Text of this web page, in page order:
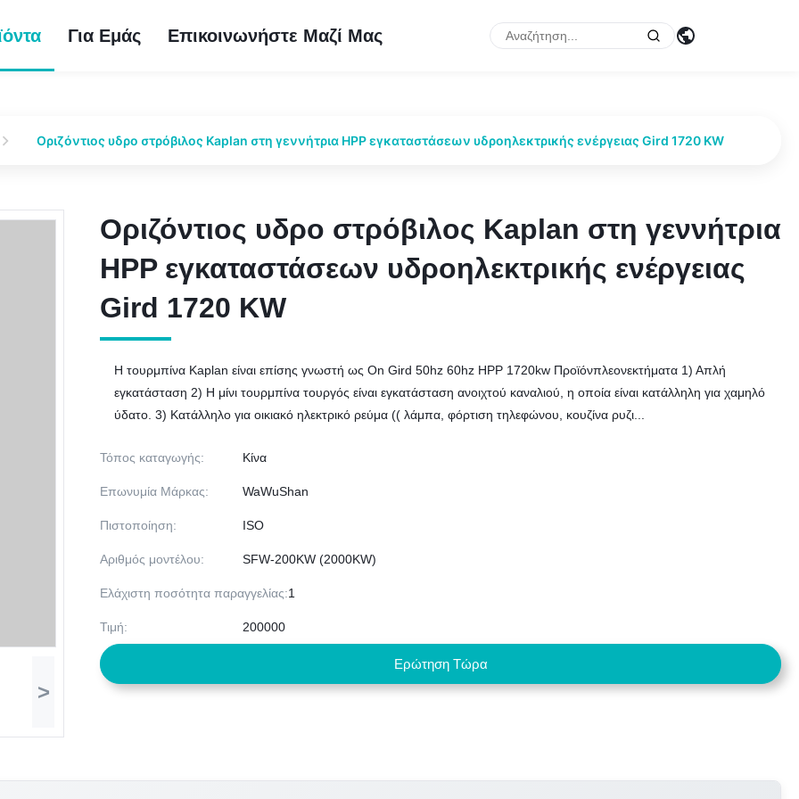
Για Εμάς Επικοινωνήστε Μαζί Μας
Οριζόντιος υδρο στρόβιλος Kaplan στη γεννήτρια HPP εγκαταστάσεων υδροηλεκτρικής ενέργειας Gird 1720 KW
>
Οριζόντιος υδρο στρόβιλος Kaplan στη γεννήτρια
HPP εγκαταστάσεων υδροηλεκτρικής ενέργειας
Gird 1720 KW
Οριζόντιος υδρο στρόβιλος Kaplan στη γεννήτρια
HPP εγκαταστάσεων υδροηλεκτρικής ενέργειας
Gird 1720 KW
Η τουρμπίνα Kaplan είναι επίσης γνωστή ως On Gird 50hz 60hz HPP 1720kw Προϊόνπλεονεκτήματα 1) Απλή
εγκατάσταση 2) Η μίνι τουρμπίνα τουργός είναι εγκατάσταση ανοιχτού καναλιού, η οποία είναι κατάλληλη για χαμηλό
ύδατο. 3) Κατάλληλο για οικιακό ηλεκτρικό ρεύμα (( λάμπα, φόρτιση τηλεφώνου, κουζίνα ρυζι...
Τόπος καταγωγής: Κίνα
Επωνυμία Μάρκας: WaWuShan
Πιστοποίηση: ISO
Αριθμός μοντέλου: SFW-200KW (2000KW)
Ελάχιστη ποσότητα παραγγελίας:1
Τιμή: 200000
Ερώτηση Τώρα